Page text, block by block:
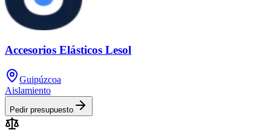
Accesorios Elásticos Lesol
Guipúzcoa
Aislamiento
Pedir presupuesto